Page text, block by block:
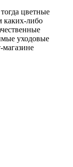
цветные
каких-либо
уходовые